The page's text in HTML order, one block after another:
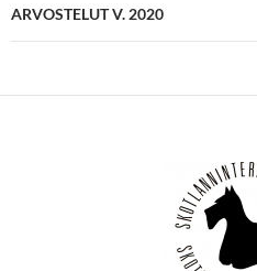
ARVOSTELUT V. 2020